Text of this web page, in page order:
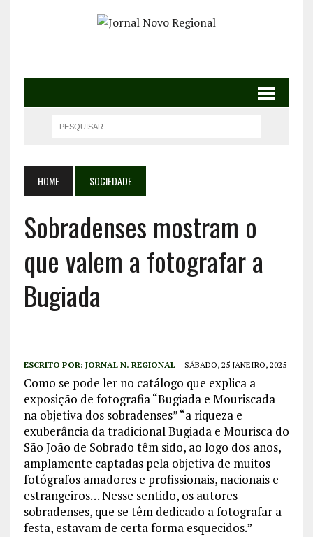
HOME SOCIEDADE
Sobradenses mostram o
que valem a fotografar a
Bugiada
ESCRITO POR: JORNAL N. REGIONAL SÁBADO, 25 JANEIRO, 2025
Como se pode ler no catálogo que explica a
exposição de fotografia “Bugiada e Mouriscada
na objetiva dos sobradenses” “a riqueza e
exuberância da tradicional Bugiada e Mourisca do
São João de Sobrado têm sido, ao logo dos anos,
amplamente captadas pela objetiva de muitos
fotógrafos amadores e profissionais, nacionais e
estrangeiros… Nesse sentido, os autores
sobradenses, que se têm dedicado a fotografar a
festa, estavam de certa forma esquecidos.”